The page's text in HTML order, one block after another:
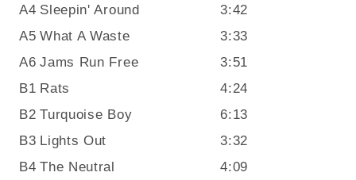
A4 Sleepin' Around
3:42
A5 What A Waste
3:33
A6 Jams Run Free
3:51
B1 Rats
4:24
B2 Turquoise Boy
6:13
B3 Lights Out
3:32
B4 The Neutral
4:09